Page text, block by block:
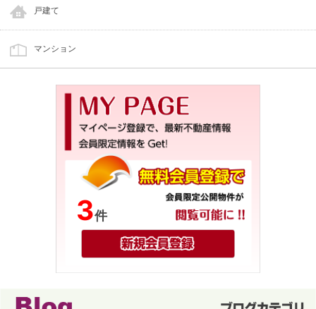
戸建て
マンション
3件